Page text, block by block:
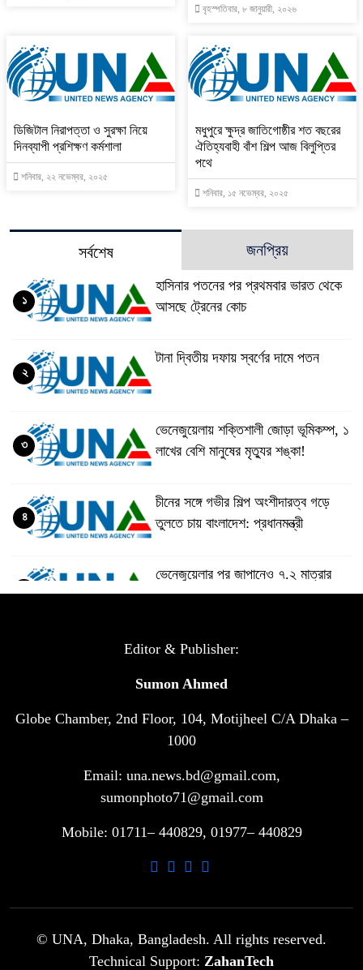
বৃহস্পতিবার, ৮ জানুয়ারী, ২০২৬
ডিজিটাল নিরাপত্তা ও সুরক্ষা নিয়ে
দিনব্যাপী প্রশিক্ষণ কর্মশালা
শনিবার, ২২ নভেম্বর, ২০২৫
মধুপুরে ক্ষুদ্র জাতিগোষ্ঠীর শত বছরের
ঐতিহ্যবাহী বাঁশ শিল্প আজ বিলুপ্তির
পথে
শনিবার, ১৫ নভেম্বর, ২০২৫
সর্বশেষ জনপ্রিয়
হাসিনার পতনের পর প্রথমবার ভারত থেকে
আসছে ট্রেনের কোচ
১
টানা দ্বিতীয় দফায় স্বর্ণের দামে পতন
২
ভেনেজুয়েলায় শক্তিশালী জোড়া ভূমিকম্প, ১
লাখের বেশি মানুষের মৃত্যুর শঙ্কা!
৩
চীনের সঙ্গে গভীর শিল্প অংশীদারত্ব গড়ে
তুলতে চায় বাংলাদেশ: প্রধানমন্ত্রী
৪
ভেনেজুয়েলার পর জাপানেও ৭.২ মাত্রার
শক্তিশালী ভূমিকম্প
টানা ৩ ম্যাচে গোল ভিনির, ইতিহাস বলছে
সরকারি ৩শ কেজি বই বিক্রির অভিযোগ
মাদ্রাসা সুপারের বিরুদ্ধে
গাড়ি বিক্রির পর মালিকানা পরিবর্তনে কঠোর
আ.লীগ ও বিএনপির বিরুদ্ধে সমানভাবে
ঢাবিতে মাথায় কাঁঠাল পড়ে মালির মৃত্যু
Editor & Publisher:
Sumon Ahmed
Globe Chamber, 2nd Floor, 104, Motijheel C/A Dhaka –
1000
Email: una.news.bd@gmail.com,
sumonphoto71@gmail.com
Mobile: 01711– 440829, 01977– 440829
© UNA, Dhaka, Bangladesh. All rights reserved.
Technical Support: ZahanTech